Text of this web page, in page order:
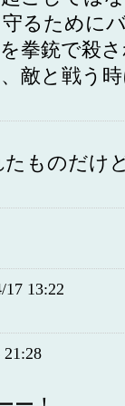
るために
拳銃で殺
敵と戦う
ものだけ
17 13:22
21:28